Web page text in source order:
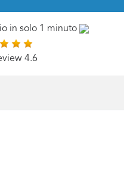
in solo 1 minuto
4.6